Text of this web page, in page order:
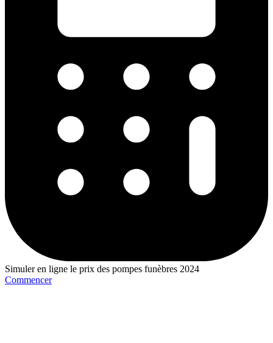
Simuler en ligne le prix des pompes funèbres 2024
Commencer